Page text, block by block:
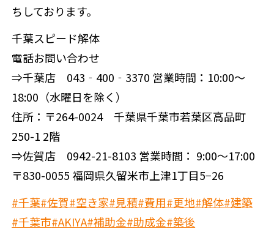
ちしております。
千葉スピード解体
電話お問い合わせ
⇒千葉店 043‐400‐3370 営業時間：10:00～
18:00（水曜日を除く）
住所：〒264-0024 千葉県千葉市若葉区高品町
250-1 2階
⇒佐賀店 0942-21-8103 営業時間： 9:00～17:00
〒830-0055 福岡県久留米市上津1丁目5−26
#千葉#佐賀#空き家#見積#費用#更地#解体#建築
#千葉市#AKIYA#補助金#助成金#築後